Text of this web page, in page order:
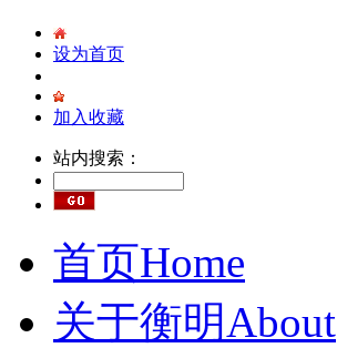
设为首页
加入收藏
站内搜索：
首页Home
关于衡明About